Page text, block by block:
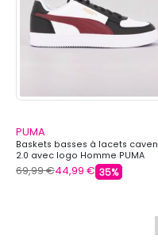
PUMA
Baskets basses à lacets caven
2.0 avec logo Homme PUMA
69,99 €44,99 € 35%